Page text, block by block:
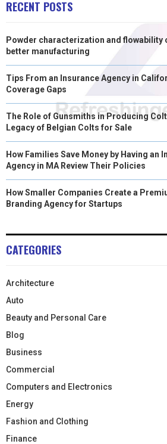
RECENT POSTS
Powder characterization and flowability
better manufacturing
Tips From an Insurance Agency in
Coverage Gaps
The Role of Gunsmiths in Producing
Legacy of Belgian Colts for Sale
How Families Save Money by Having an
Agency in MA Review Their Policies
How Smaller Companies Create a
Branding Agency for Startups
CATEGORIES
Architecture
Auto
Beauty and Personal Care
Blog
Business
Commercial
Computers and Electronics
Energy
Fashion and Clothing
Finance